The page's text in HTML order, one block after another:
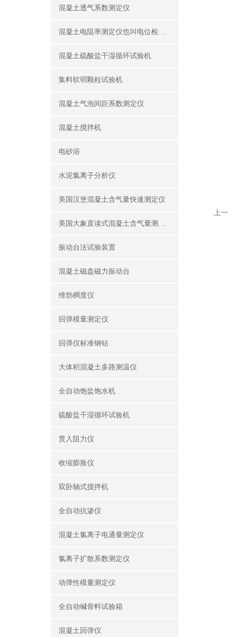
混凝土透气系数测定仪
混凝土电阻率测定仪也叫电位检测仪（锈蚀分析仪）
混凝土硫酸盐干湿循环试验机
集料软弱颗粒试验机
混凝土气泡间距系数测定仪
混凝土搅拌机
电砂浴
水泥氯离子分析仪
美国汉堡混凝土含气量快速测定仪
美国大象直读式混凝土含气量测定仪
振动台法试验装置
混凝土磁盘磁力振动台
维勃稠度仪
回弹模量测定仪
回弹仪标准钢钻
大体积混凝土多路测温仪
全自动饱盐饱水机
硫酸盐干湿循环试验机
贯入阻力仪
收缩膨胀仪
双卧轴式搅拌机
全自动抗渗仪
混凝土氯离子电通量测定仪
氯离子扩散系数测定仪
动弹性模量测定仪
全自动碱骨料试验箱
混凝土回弹仪
上